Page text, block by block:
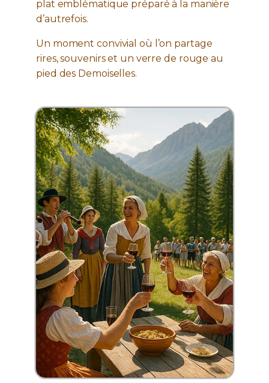
plat emblématique préparé à la manière
d’autrefois.
Un moment convivial où l’on partage
rires, souvenirs et un verre de rouge au
pied des Demoiselles.